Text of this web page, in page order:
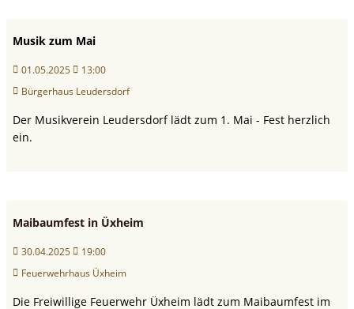
Musik zum Mai
01.05.2025
13:00
Bürgerhaus Leudersdorf
Der Musikverein Leudersdorf lädt zum 1. Mai - Fest herzlich
ein.
Maibaumfest in Üxheim
30.04.2025
19:00
Feuerwehrhaus Üxheim
Die Freiwillige Feuerwehr Üxheim lädt zum Maibaumfest im